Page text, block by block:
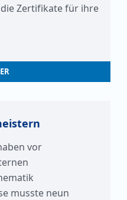
Zertifikate für ihre
vor
musste neun